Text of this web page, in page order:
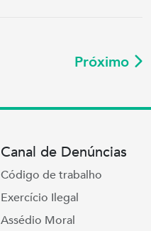
Próximo
Canal de Denúncias
Código de trabalho
Exercício Ilegal
Assédio Moral